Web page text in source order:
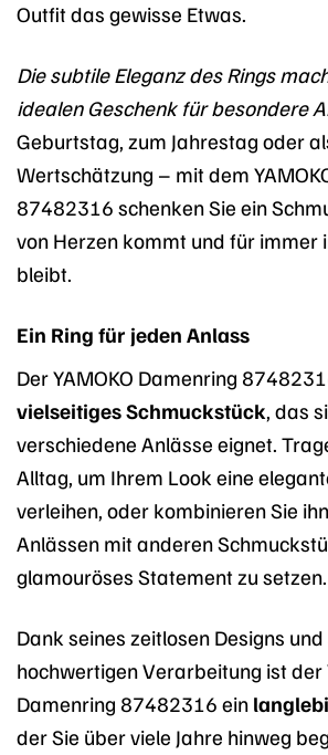
Outfit das gewisse Etwas.
Die subtile Eleganz des Rings
idealen Geschenk für besondere
Geburtstag, zum Jahrestag oder
Wertschätzung – mit dem
87482316 schenken Sie ein
von Herzen kommt und für immer
bleibt.
Ein Ring für jeden Anlass
Der YAMOKO Damenring
vielseitiges Schmuckstück, das
verschiedene Anlässe eignet.
Alltag, um Ihrem Look eine
verleihen, oder kombinieren Sie
Anlässen mit anderen
glamouröses Statement zu setzen.
Dank seines zeitlosen Designs
hochwertigen Verarbeitung ist der
Damenring 87482316 ein
der Sie über viele Jahre hinweg